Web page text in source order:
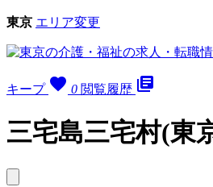
東京 エリア変更
キープ favorite 0 閲覧履歴 library_books
三宅島三宅村(東